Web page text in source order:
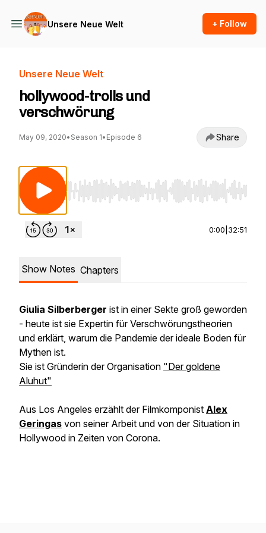
Unsere Neue Welt + Follow
Unsere Neue Welt
hollywood-trolls und
verschwörung
May 09, 2020• Season 1• Episode 6 Share
Use Left/Right to seek, Home/End to jump
0:00 32:51
Show Notes Chapters
Giulia Silberberger ist in einer Sekte groß geworden
- heute ist sie Expertin für Verschwörungstheorien
und erklärt, warum die Pandemie der ideale Boden für
Mythen ist.
Sie ist Gründerin der Organisation "Der goldene
Aluhut"
Aus Los Angeles erzählt der Filmkomponist Alex
Geringas von seiner Arbeit und von der Situation in
Hollywood in Zeiten von Corona.